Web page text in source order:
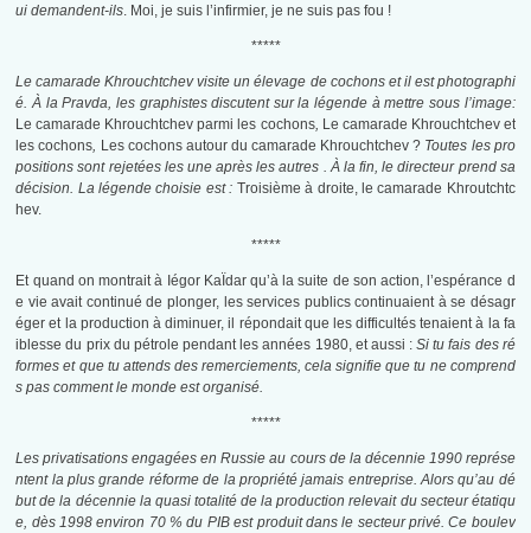
ui demandent-ils. Moi, je suis l’infirmier, je ne suis pas fou !
*****
Le camarade Khrouchtchev visite un élevage de cochons et il est photographi
é. À la Pravda, les graphistes discutent sur la légende à mettre sous l’image:
Le camarade Khrouchtchev parmi les cochons, Le camarade Khrouchtchev et
les cochons, Les cochons autour du camarade Khrouchtchev ? Toutes les pro
positions sont rejetées les une après les autres . À la fin, le directeur prend sa
décision. La légende choisie est : Troisième à droite, le camarade Khroutchtc
hev.
*****
Et quand on montrait à Iégor KaÏdar qu’à la suite de son action, l’espérance d
e vie avait continué de plonger, les services publics continuaient à se désagr
éger et la production à diminuer, il répondait que les difficultés tenaient à la fa
iblesse du prix du pétrole pendant les années 1980, et aussi :Si tu fais des ré
formes et que tu attends des remerciements, cela signifie que tu ne comprend
s pas comment le monde est organisé.
*****
Les privatisations engagées en Russie au cours de la décennie 1990 représe
ntent la plus grande réforme de la propriété jamais entreprise. Alors qu’au dé
but de la décennie la quasi totalité de la production relevait du secteur étatiqu
e, dès 1998 environ 70 % du PIB est produitdans le secteur privé. Ce boulev